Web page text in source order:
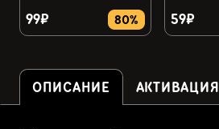
99₽ 80% 59₽
ОПИСАНИЕ АКТИВАЦИЯ